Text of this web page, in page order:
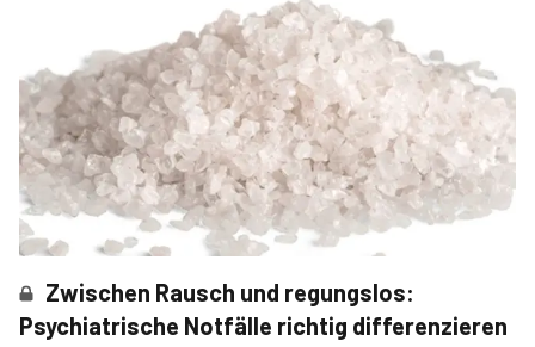
Zwischen Rausch und regungslos:
Psychiatrische Notfälle richtig differenzieren